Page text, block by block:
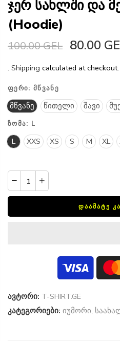
ჯერ სახლში და
(Hoodie)
100.00 GEL 80.00
. Shipping calculated at checkout.
ᲤᲔᲠᲘ: ᲛᲬᲕᲐᲜᲔ
მწვანე წითელი შავი
ᲖᲝᲛᲐ: L
L XXS XS S M XL
ᲓᲐᲐᲛᲐᲢᲔ
ავტორი: T-SHIRT.GE
კატეგორიები: იუმორი,